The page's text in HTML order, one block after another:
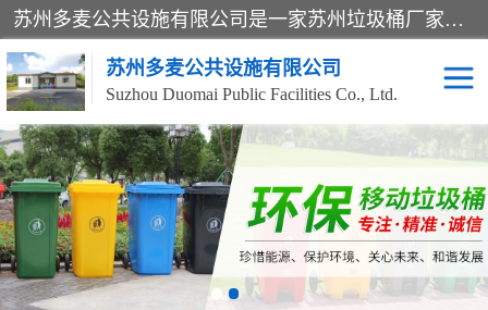
苏州多麦公共设施有限公司是一家苏州垃圾桶厂家，主营：塑料垃圾桶、分类果皮箱、户外园林椅、保安岗亭等产品厂家。全国统一热线电话：17105580222。公司组建完善的团队。设计人员，能根据客户要求，提供适合的设计方案，来满足客户的需求。
苏州多麦公共设施有限公司
Suzhou Duomai Public Facilities Co., Ltd.
办公室脚踩垃圾桶 保安岗亭
分类果皮箱 公园椅
垃圾分类房 塑料垃圾桶